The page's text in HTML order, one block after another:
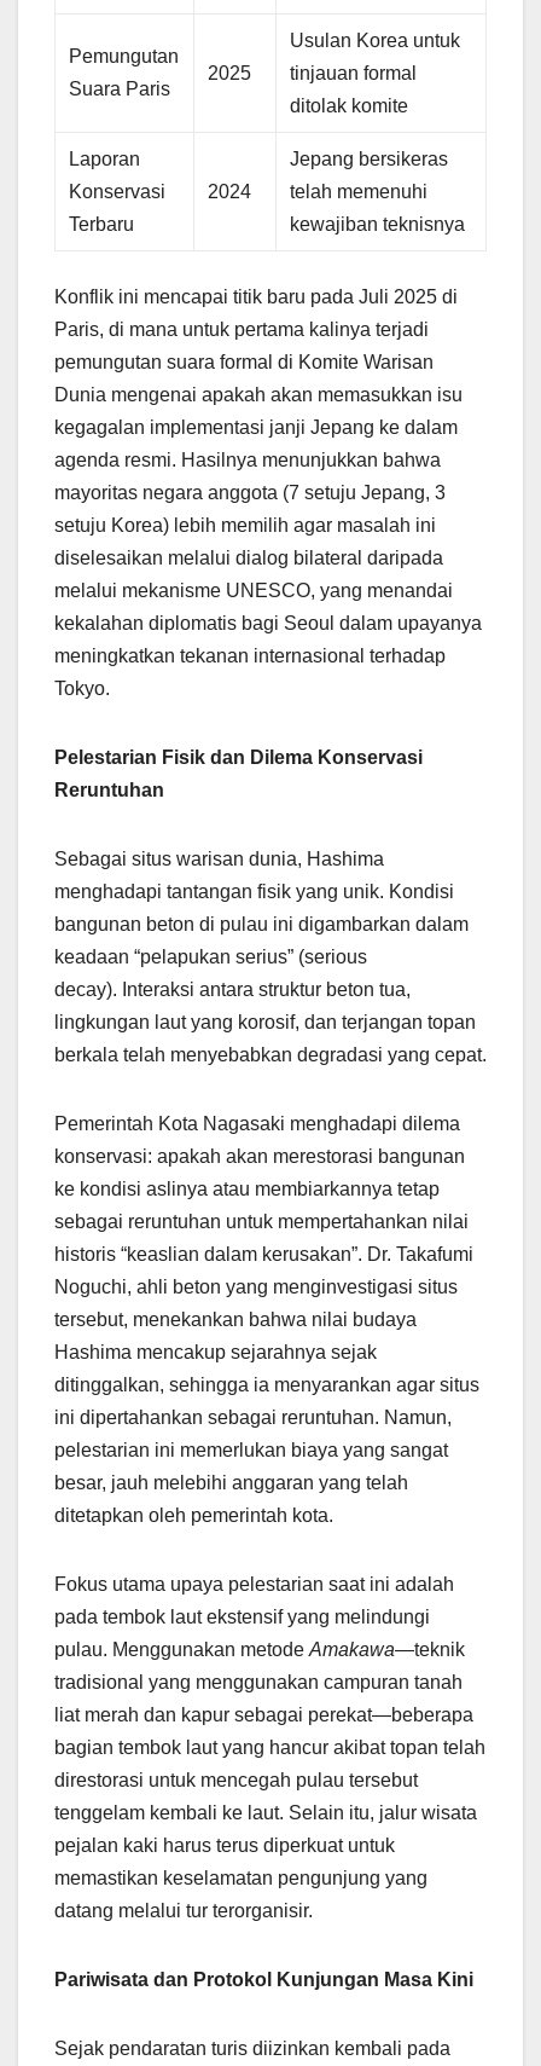
Pemungutan
Suara Paris
2025
Usulan Korea untuk
tinjauan formal
ditolak komite
Laporan
Konservasi
Terbaru
2024
Jepang bersikeras
telah memenuhi
kewajiban teknisnya
Konflik ini mencapai titik baru pada Juli 2025 di
Paris, di mana untuk pertama kalinya terjadi
pemungutan suara formal di Komite Warisan
Dunia mengenai apakah akan memasukkan isu
kegagalan implementasi janji Jepang ke dalam
agenda resmi. Hasilnya menunjukkan bahwa
mayoritas negara anggota (7 setuju Jepang, 3
setuju Korea) lebih memilih agar masalah ini
diselesaikan melalui dialog bilateral daripada
melalui mekanisme UNESCO, yang menandai
kekalahan diplomatis bagi Seoul dalam upayanya
meningkatkan tekanan internasional terhadap
Tokyo.
Pelestarian Fisik dan Dilema Konservasi
Reruntuhan
Sebagai situs warisan dunia, Hashima
menghadapi tantangan fisik yang unik. Kondisi
bangunan beton di pulau ini digambarkan dalam
keadaan “pelapukan serius” (serious
decay). Interaksi antara struktur beton tua,
lingkungan laut yang korosif, dan terjangan topan
berkala telah menyebabkan degradasi yang cepat.
Pemerintah Kota Nagasaki menghadapi dilema
konservasi: apakah akan merestorasi bangunan
ke kondisi aslinya atau membiarkannya tetap
sebagai reruntuhan untuk mempertahankan nilai
historis “keaslian dalam kerusakan”. Dr. Takafumi
Noguchi, ahli beton yang menginvestigasi situs
tersebut, menekankan bahwa nilai budaya
Hashima mencakup sejarahnya sejak
ditinggalkan, sehingga ia menyarankan agar situs
ini dipertahankan sebagai reruntuhan. Namun,
pelestarian ini memerlukan biaya yang sangat
besar, jauh melebihi anggaran yang telah
ditetapkan oleh pemerintah kota.
Fokus utama upaya pelestarian saat ini adalah
pada tembok laut ekstensif yang melindungi
pulau. Menggunakan metode Amakawa—teknik
tradisional yang menggunakan campuran tanah
liat merah dan kapur sebagai perekat—beberapa
bagian tembok laut yang hancur akibat topan telah
direstorasi untuk mencegah pulau tersebut
tenggelam kembali ke laut. Selain itu, jalur wisata
pejalan kaki harus terus diperkuat untuk
memastikan keselamatan pengunjung yang
datang melalui tur terorganisir.
Pariwisata dan Protokol Kunjungan Masa Kini
Sejak pendaratan turis diizinkan kembali pada